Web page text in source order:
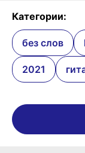
Категории:
без слов
2021